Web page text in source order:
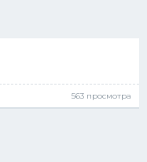
563 просмотра